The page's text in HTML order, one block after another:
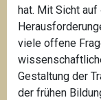
hat. Mit Sicht
viele offene
Gestaltung der
der frühen